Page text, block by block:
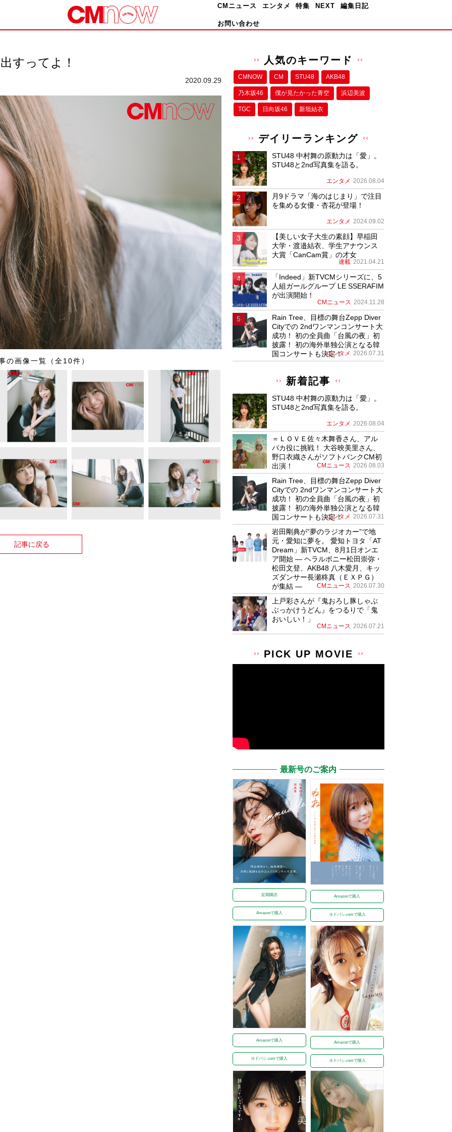
CMニュース エンタメ 特集 NEXT 編集日記
お問い合わせ
すってよ！
2020.09.29
の画像一覧（全10件）
記事に戻る
人気のキーワード
CMNOW CM STU48 AKB48
乃木坂46 僕が⾒たかった⻘空 浜辺美波
TGC 日向坂46 新垣結衣
デイリーランキング
STU48 中村舞の原動力は「愛」。
STU48と2nd写真集を語る。
エンタメ 2026.08.04
月9ドラマ「海のはじまり」で注目
を集める女優・杏花が登場！
エンタメ 2024.09.02
【美しい女子大生の素顔】早稲田
大学・渡邉結衣、学生アナウンス
大賞「CanCam賞」の才女
連載 2021.04.21
「Indeed」新TVCMシリーズに、5
人組ガールグループ LE SSERAFIM
が出演開始！
CMニュース 2024.11.28
Rain Tree、目標の舞台Zepp Diver
Cityでの 2ndワンマンコンサート大
成功！ 初の全員曲「台風の夜」初
披露！ 初の海外単独公演となる韓
国コンサートも決定！
エンタメ 2026.07.31
新着記事
STU48 中村舞の原動力は「愛」。
STU48と2nd写真集を語る。
エンタメ 2026.08.04
＝ＬＯＶＥ佐々木舞香さん、アル
パカ役に挑戦！ 大谷映美里さん、
野口衣織さんがソフトバンクCM初
出演！
CMニュース 2026.08.03
Rain Tree、目標の舞台Zepp Diver
Cityでの 2ndワンマンコンサート大
成功！ 初の全員曲「台風の夜」初
披露！ 初の海外単独公演となる韓
国コンサートも決定！
エンタメ 2026.07.31
岩田剛典が”夢のラジオカー”で地
元・愛知に夢を。 愛知トヨタ「AT
Dream」新TVCM、8月1日オンエ
ア開始 ― ヘラルボニー松田崇弥・
松田文登、AKB48 八木愛月、キッ
ズダンサー長瀬柊真（ＥＸＰＧ）
が集結 ―
CMニュース 2026.07.30
上戸彩さんが『鬼おろし豚しゃぶ
ぶっかけうどん』をつるりで「鬼
おいしい！」
CMニュース 2026.07.21
PICK UP MOVIE
最新号のご案内
定期購読
Amazonで購入
Amazonで購入
ヨドバシ.comで購入
Amazonで購入
ヨドバシ.comで購入
Amazonで購入
ヨドバシ.comで購入